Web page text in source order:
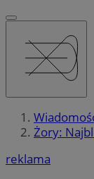
Żory:
reklama